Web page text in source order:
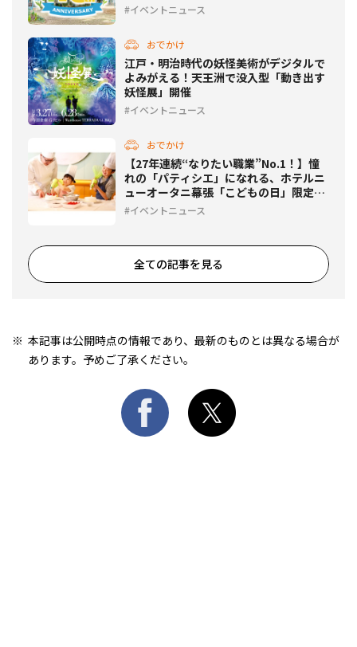
イベントニュース
おでかけ
江戸・明治時代の妖怪美術がデジタルで
よみがえる！天王洲で没入型「動き出す
妖怪展」開催
イベントニュース
おでかけ
【27年連続“なりたい職業”No.1！】憧
れの「パティシエ」になれる、ホテルニ
ューオータニ幕張「こどもの日」限定イ
ベント開催
イベントニュース
全ての記事を見る
本記事は公開時点の情報であり、最新のものとは異なる場合が
あります。予めご了承ください。